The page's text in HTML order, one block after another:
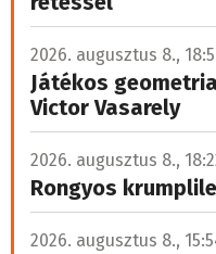
2026. augusztus 8.,
Játékos
Victor Vasarely
2026. augusztus 8.,
Rongyos
2026. augusztus 8.,